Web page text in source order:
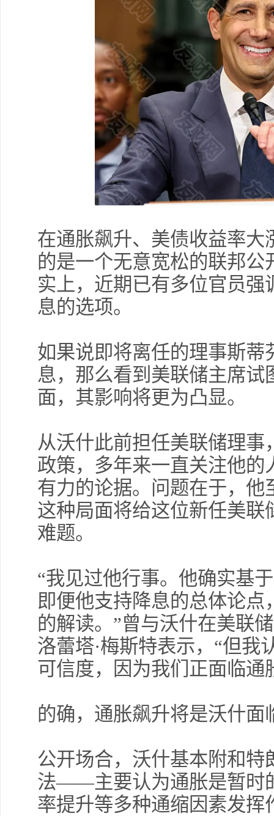
在通胀飙升、美债收益率
的是一个无意宽松的联邦公
实上，近期已有多位官员
息的选项。
如果说即将离任的理事斯蒂
息，那么看到美联储主席
面，其影响将更为凸显。
从沃什此前担任美联储理
政策，多年来一直关注他
有力的论据。问题在于，
这种局面将给这位新任美
难题。
“我见过他行事。他确实基
即便他支持降息的总体论
的解读。”曾与沃什在美联
洛蕾塔·梅斯特表示，“但我
可信度，因为我们正面临通
的确，通胀飙升将是沃什面
公开场合，沃什基本附和
法——主要认为通胀是暂时
率提升等多种通缩因素发挥